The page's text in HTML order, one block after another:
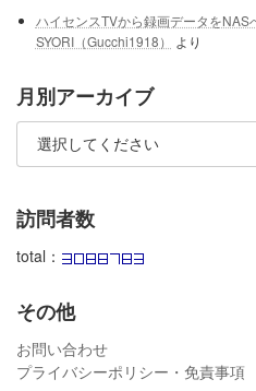
ハイセンスTVから録画データをNAS
SYORI（Gucchi1918）
より
月別アーカイブ
訪問者数
total：
その他
お問い合わせ
プライバシーポリシー・免責事項